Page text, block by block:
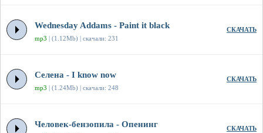
Wednesday Addams - Paint it black
mp3 | (1.12Mb) | скачали: 231
СКАЧАТЬ
Селена - I know now
mp3 | (1.24Mb) | скачали: 248
СКАЧАТЬ
Человек-бензопила - Опенинг СКАЧАТЬ